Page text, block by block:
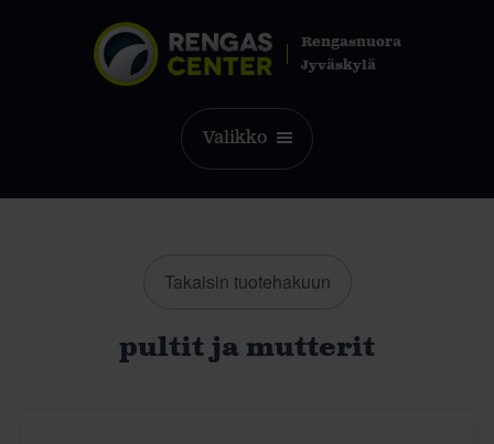
Rengasnuora
Jyväskylä
Valikko
Takaisin tuotehakuun
pultit ja mutterit